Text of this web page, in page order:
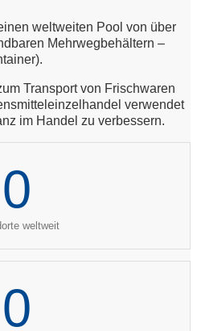
weltweiten Pool von über
Mehrwegbehältern –
Transport von Frischwaren
verwendet
im Handel zu verbessern.
0
weltweit
0